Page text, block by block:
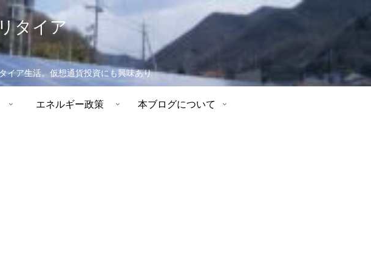
タイア
イア生活。仮想通貨投資にも興味あり
エネルギー政策 本ブログについて